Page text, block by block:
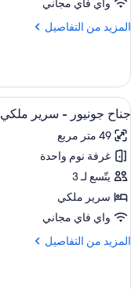
ملكي
واي فاي مجاني
المزيد من التفاصيل
المزيد
جناح
جونيور
-
سرير
ملكي
استعراض
جميع
صور
جناح
جونيور
-
سرير
ملكي
6
جناح جونيور - سرير ملكي
49 متر مربع
غرفة نوم واحدة
يتّسع لـ 3
سرير ملكي
واي فاي مجاني
المزيد من التفاصيل
المزيد